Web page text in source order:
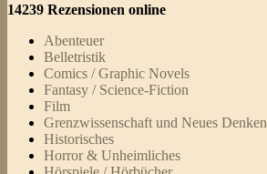
14239 Rezensionen online
Abenteuer
Belletristik
Comics / Graphic Novels
Fantasy / Science-Fiction
Film
Grenzwissenschaft und Neues Denken
Historisches
Horror & Unheimliches